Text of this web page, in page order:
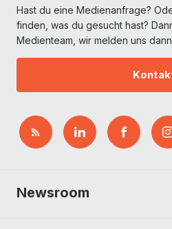
Hast du eine Medienanfrage?
finden, was du gesucht hast?
Medienteam, wir melden uns
Newsroom